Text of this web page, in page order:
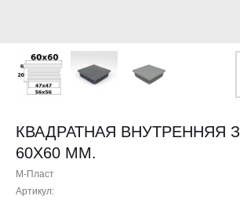
КВАДРАТНАЯ ВНУТРЕННЯЯ
60X60 ММ.
М-Пласт
Артикул: